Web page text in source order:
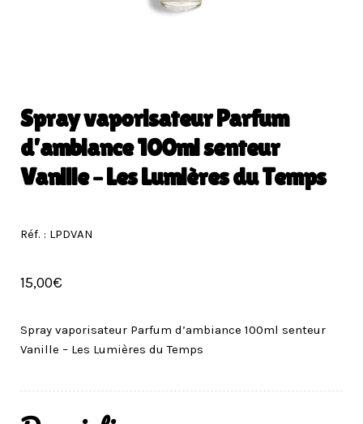
Spray vaporisateur Parfum
d’ambiance 100ml senteur
Vanille – Les Lumières du Temps
Réf. : LPDVAN
15,00€
Spray vaporisateur Parfum d’ambiance 100ml senteur
Vanille – Les Lumières du Temps